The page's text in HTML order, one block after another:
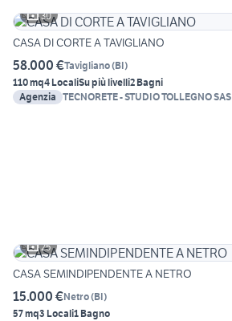
30
CASA DI CORTE A TAVIGLIANO
58.000 €Tavigliano(BI)
110 mq4 LocaliSu più livelli2 Bagni
Agenzia TECNORETE - STUDIO TOLLEGNO SAS
25
CASA SEMINDIPENDENTE A NETRO
15.000 €Netro(BI)
57 mq3 Locali1 Bagno